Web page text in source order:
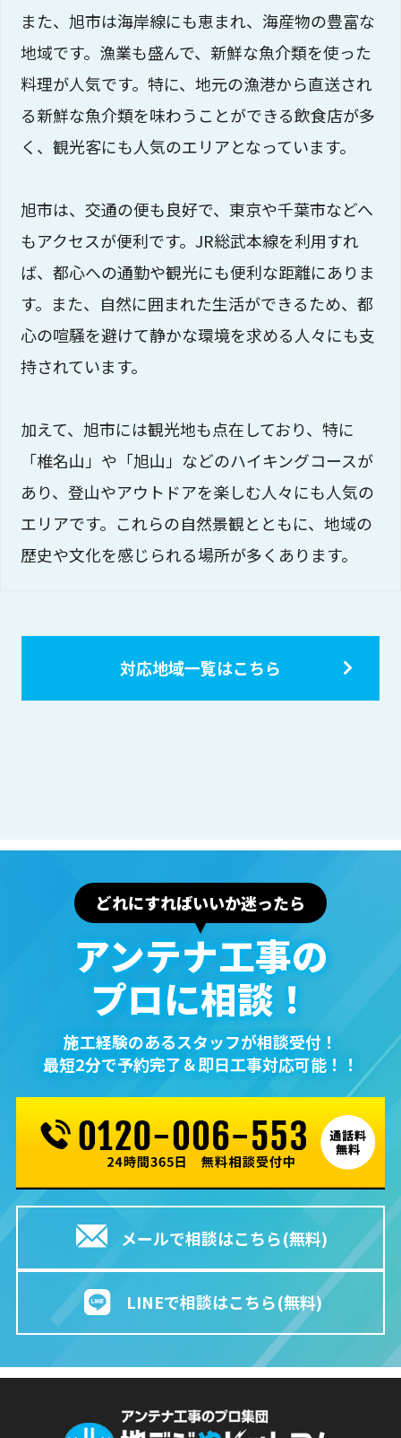
また、旭市は海岸線にも恵まれ、海産物の豊富な
地域です。漁業も盛んで、新鮮な魚介類を使った
料理が人気です。特に、地元の漁港から直送され
る新鮮な魚介類を味わうことができる飲食店が多
く、観光客にも人気のエリアとなっています。
旭市は、交通の便も良好で、東京や千葉市などへ
もアクセスが便利です。JR総武本線を利用すれ
ば、都心への通勤や観光にも便利な距離にありま
す。また、自然に囲まれた生活ができるため、都
心の喧騒を避けて静かな環境を求める人々にも支
持されています。
加えて、旭市には観光地も点在しており、特に
「椎名山」や「旭山」などのハイキングコースが
あり、登山やアウトドアを楽しむ人々にも人気の
エリアです。これらの自然景観とともに、地域の
歴史や文化を感じられる場所が多くあります。
対応地域一覧はこちら
どれにすればいいか迷ったら
アンテナ⼯事の
プロに相談！
施⼯経験のあるスタッフが相談受付！
最短2分で予約完了＆即⽇⼯事対応可能！！
メールで相談はこちら(無料)
LINEで相談はこちら(無料)